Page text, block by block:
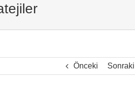
Önceki Sonraki